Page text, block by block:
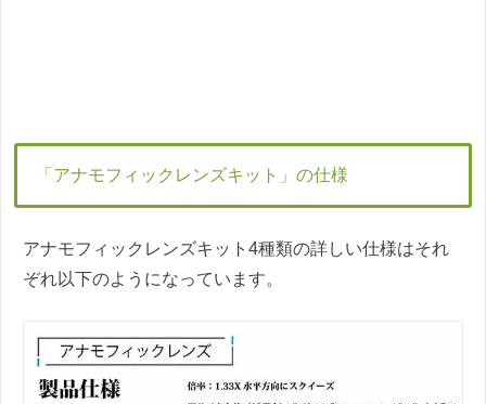
「アナモフィックレンズキット」の仕様
アナモフィックレンズキット4種類の詳しい仕様はそれ
ぞれ以下のようになっています。